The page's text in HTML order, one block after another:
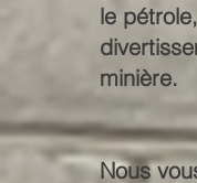
le
minière.
Nous